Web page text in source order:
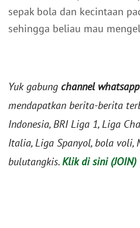
sepak bola dan kecintaan
sehingga beliau mau
Yuk gabung channel
mendapatkan berita-berita
Indonesia, BRI Liga 1, Liga
Italia, Liga Spanyol, bola voli,
bulutangkis.Klik di sini (JOIN)